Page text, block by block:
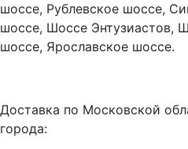
шоссе, Рублевское шоссе,
шоссе, Шоссе Энтузиастов,
шоссе, Ярославское шоссе.
Доставка по Московской
города: